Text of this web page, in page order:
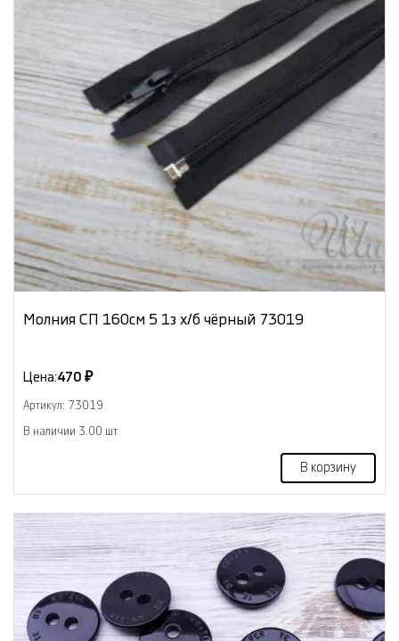
Молния СП 160см 5 1з х/б чёрный 73019
Цена:470 ₽
Артикул: 73019
В наличии 3.00 шт
В корзину